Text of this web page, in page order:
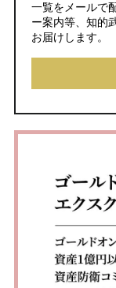
一覧をメールで
ー案内等、知的
お届けします。